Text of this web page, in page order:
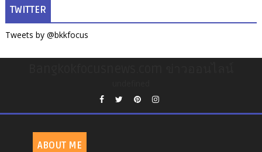
TWITTER
Tweets by @bkkfocus
ABOUT ME